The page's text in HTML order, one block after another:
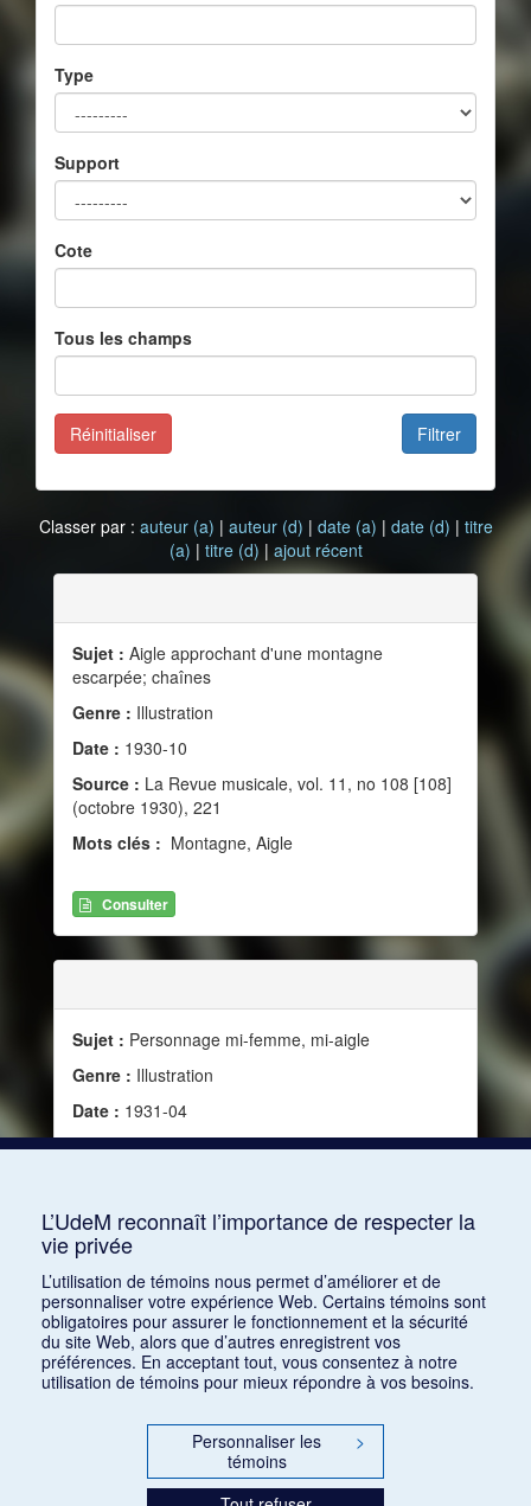
Type
Support
Cote
Tous les champs
Filtrer
Réinitialiser
Classer par : auteur (a) | auteur (d) | date (a) | date (d) | titre
(a) | titre (d) | ajout récent
Sujet : Aigle approchant d'une montagne
escarpée; chaînes
Genre : Illustration
Date : 1930-10
Source : La Revue musicale, vol. 11, no 108 [108]
(octobre 1930), 221
Mots clés : Montagne, Aigle
Consulter
Sujet : Personnage mi-femme, mi-aigle
Genre : Illustration
Date : 1931-04
Source :La Revue musicale, vol. 12, no 114 [114]
L’UdeM reconnaît l’importance de respecter la
vie privée
L’utilisation de témoins nous permet d’améliorer et de
personnaliser votre expérience Web. Certains témoins sont
obligatoires pour assurer le fonctionnement et la sécurité
du site Web, alors que d’autres enregistrent vos
préférences. En acceptant tout, vous consentez à notre
utilisation de témoins pour mieux répondre à vos besoins.
Personnaliser les
témoins
>